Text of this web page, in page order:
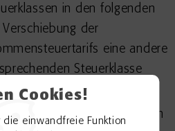
Cookies!
die einwandfreie Funktion
in den folgenden
der
eine andere
Steuerklasse
2023 der Ehegatten